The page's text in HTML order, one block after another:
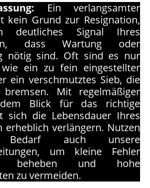
Ein verlangsamter
kein Grund zur Resignation,
deutliches Signal Ihres
dass Wartung oder
nötig sind. Oft sind es nur
wie ein zu fein eingestellter
ein verschmutztes Sieb, die
Mit regelmäßiger
Blick für das richtige
sich die Lebensdauer Ihres
erheblich verlängern. Nutzen
auch unsere
um kleine Fehler
beheben und hohe
zu vermeiden.